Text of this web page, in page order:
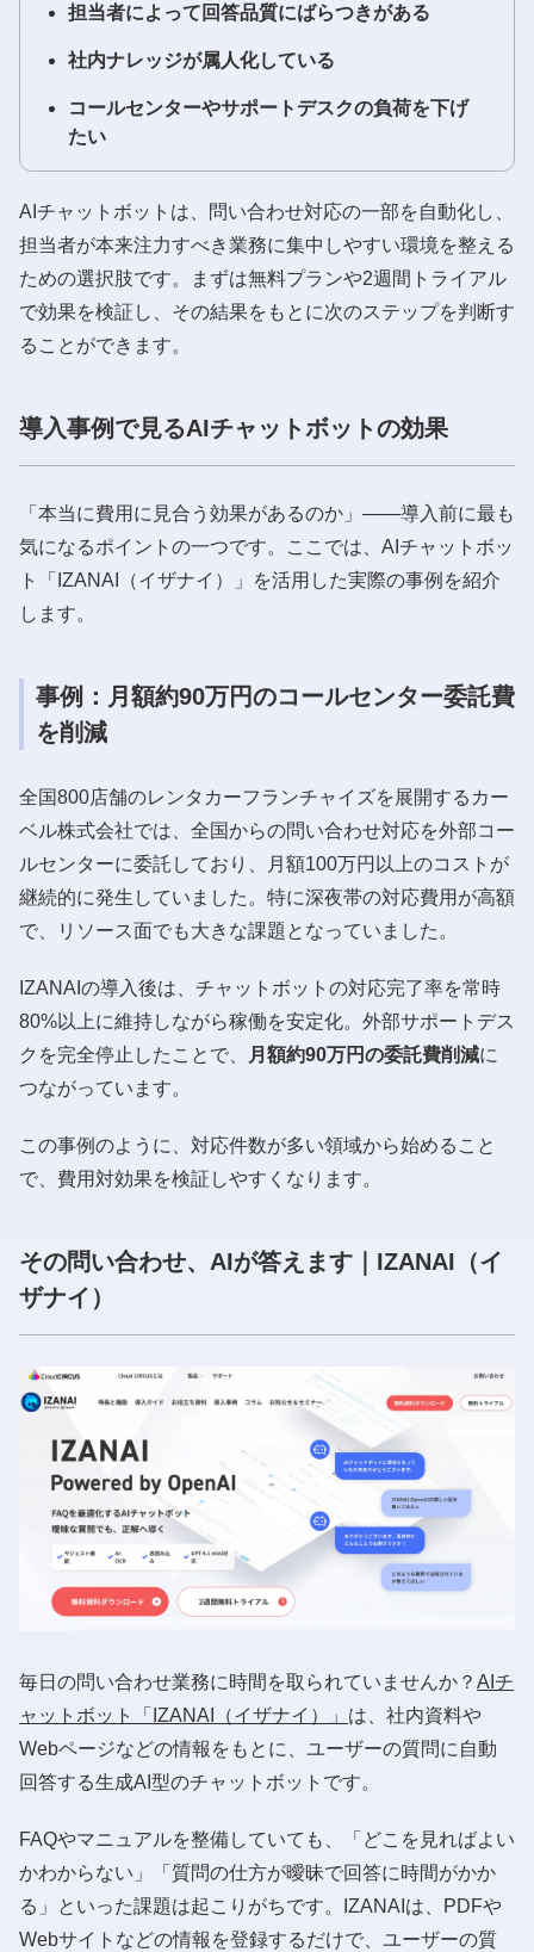
担当者によって回答品質にばらつきがある
社内ナレッジが属人化している
コールセンターやサポートデスクの負荷を下げ
たい
AIチャットボットは、問い合わせ対応の一部を自動化し、
担当者が本来注力すべき業務に集中しやすい環境を整える
ための選択肢です。まずは無料プランや2週間トライアル
で効果を検証し、その結果をもとに次のステップを判断す
ることができます。
導入事例で見るAIチャットボットの効果
「本当に費用に見合う効果があるのか」——導入前に最も
気になるポイントの一つです。ここでは、AIチャットボッ
ト「IZANAI（イザナイ）」を活用した実際の事例を紹介
します。
事例：月額約90万円のコールセンター委託費
を削減
全国800店舗のレンタカーフランチャイズを展開するカー
ベル株式会社では、全国からの問い合わせ対応を外部コー
ルセンターに委託しており、月額100万円以上のコストが
継続的に発生していました。特に深夜帯の対応費用が高額
で、リソース面でも大きな課題となっていました。
IZANAIの導入後は、チャットボットの対応完了率を常時
80%以上に維持しながら稼働を安定化。外部サポートデス
クを完全停止したことで、
月額約90万円の委託費削減に
つながっています。
この事例のように、対応件数が多い領域から始めること
で、費用対効果を検証しやすくなります。
その問い合わせ、AIが答えます｜IZANAI（イ
ザナイ）
毎日の問い合わせ業務に時間を取られていませんか？ AIチ
ャットボット「IZANAI（イザナイ）」 は、社内資料や
Webページなどの情報をもとに、ユーザーの質問に自動
回答する生成AI型のチャットボットです。
FAQやマニュアルを整備していても、「どこを見ればよい
かわからない」「質問の仕方が曖昧で回答に時間がかか
る」といった課題は起こりがちです。IZANAIは、PDFや
Webサイトなどの情報を登録するだけで、ユーザーの質